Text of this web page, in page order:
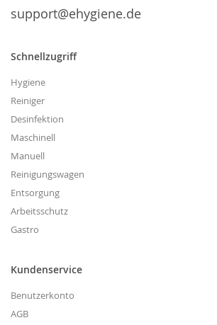
support@ehygiene.de
Schnellzugriff
Hygiene
Reiniger
Desinfektion
Maschinell
Manuell
Reinigungswagen
Entsorgung
Arbeitsschutz
Gastro
Kundenservice
Benutzerkonto
AGB